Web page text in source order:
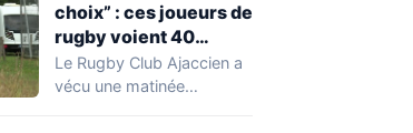
choix” : ces joueurs de
rugby voient 40
caravanes de gens du
voyage s’installer
Le Rugby Club Ajaccien a
vécu une matinée